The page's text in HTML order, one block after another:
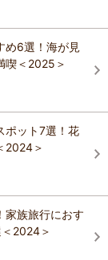
め6選！海が見
喫＜2025＞
ポット7選！花
2024＞
家族旅行におす
2024＞